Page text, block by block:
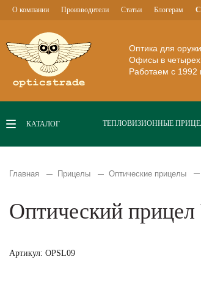
Оптика для
Офисы в четырех
Работаем с 1992
О компании Производители Статьи Блогерам
КАТАЛОГ ТЕПЛОВИЗИОННЫЕ
Главная Прицелы Оптические прицелы
Оптический
Артикул: OPSL09